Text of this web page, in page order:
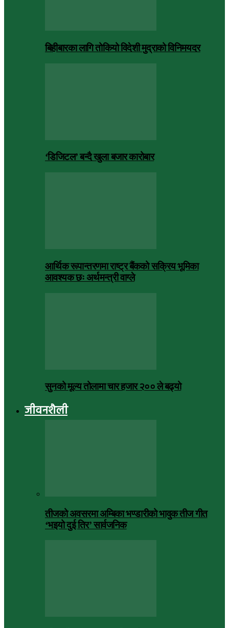
बिहीबारका लागि तोकियो विदेशी मुद्राको विनिमयदर
‘डिजिटल’ बन्दै खुला बजार कारोबार
आर्थिक रूपान्तरणमा राष्ट्र बैंकको सक्रिय भूमिका
आवश्यक छः अर्थमन्त्री वाग्ले
सुनको मूल्य तोलामा चार हजार २०० ले बढ्यो
जीवनशैली
तीजको अवसरमा अम्बिका भण्डारीको भावुक तीज गीत
‘भइयो दुई तिर’ सार्वजनिक